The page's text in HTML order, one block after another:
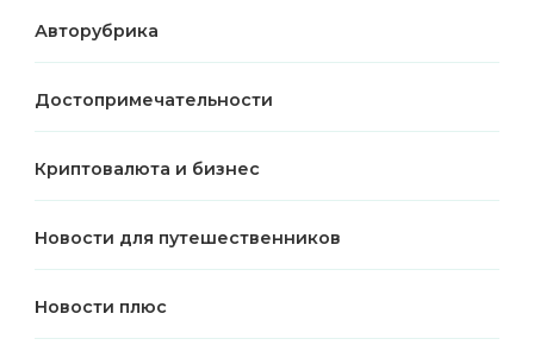
Авторубрика
Достопримечательности
Криптовалюта и бизнес
Новости для путешественников
Новости плюс